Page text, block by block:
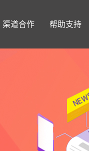
渠道合作 帮助支持